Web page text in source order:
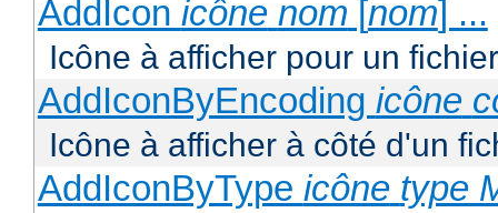
AddIcon icône nom [nom] ...
Icône à afficher pour un
AddIconByEncoding icône
Icône à afficher à côté d'un
AddIconByType icône type